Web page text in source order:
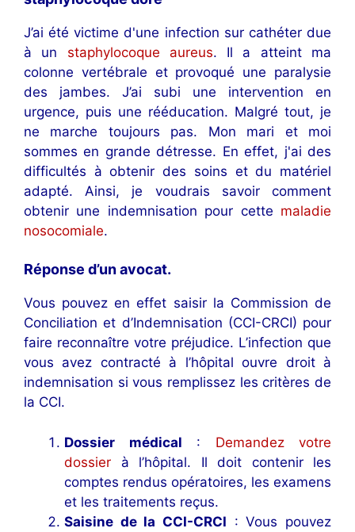
J’ai été victime d'une infection sur cathéter due
à un staphylocoque aureus. Il a atteint ma
colonne vertébrale et provoqué une paralysie
des jambes. J’ai subi une intervention en
urgence, puis une rééducation. Malgré tout, je
ne marche toujours pas. Mon mari et moi
sommes en grande détresse. En effet, j'ai des
difficultés à obtenir des soins et du matériel
adapté. Ainsi, je voudrais savoir comment
obtenir une indemnisation pour cette maladie
nosocomiale.
Réponse d’un avocat.
Vous pouvez en effet saisir la Commission de
Conciliation et d’Indemnisation (CCI-CRCI) pour
faire reconnaître votre préjudice. L’infection que
vous avez contracté à l’hôpital ouvre droit à
indemnisation si vous remplissez les critères de
la CCI.
Dossier médical : Demandez votre
dossier à l’hôpital. Il doit contenir les
comptes rendus opératoires, les examens
et les traitements reçus.
Saisine de la CCI-CRCI : Vous pouvez